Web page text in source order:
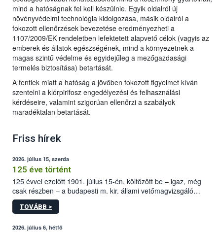
mind a hatóságnak fel kell készülnie. Egyik oldalról új
növényvédelmi technológia kidolgozása, másik oldalról a
fokozott ellenőrzések bevezetése eredményezheti a
1107/2009/EK rendeletben lefektetett alapvető célok (vagyis az
emberek és állatok egészségének, mind a környezetnek a
magas szintű védelme és egyidejűleg a mezőgazdasági
termelés biztosítása) betartását.
A fentiek miatt a hatóság a jövőben fokozott figyelmet kíván
szentelni a klórpirifosz engedélyezési és felhasználási
kérdéseire, valamint szigorúan ellenőrzi a szabályok
maradéktalan betartását.
Friss hírek
2026. július 15, szerda
125 éve történt
125 évvel ezelőtt 1901. július 15-én, költözött be – igaz, még
csak részben – a budapesti m. kir. állami vetőmagvizsgáló
állomás a Kis Rókus utca 15. szám alatti, Czigler Győző által
tervezett új épületébe.
TOVÁBB >
2026. július 6, hétfő